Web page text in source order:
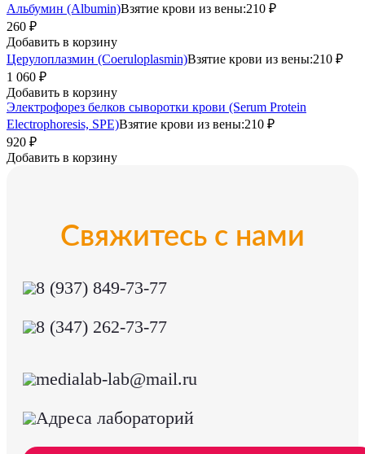
Альбумин (Albumin)Взятие крови из вены:210 ₽
260 ₽
Добавить в корзину
Церулоплазмин (Coeruloplasmin)Взятие крови из вены:210 ₽
1 060 ₽
Добавить в корзину
Электрофорез белков сыворотки крови (Serum Protein
Electrophoresis, SPE)Взятие крови из вены:210 ₽
920 ₽
Добавить в корзину
Свяжитесь с нами
8 (937) 849-73-77
8 (347) 262-73-77
medialab-lab@mail.ru
Адреса лабораторий